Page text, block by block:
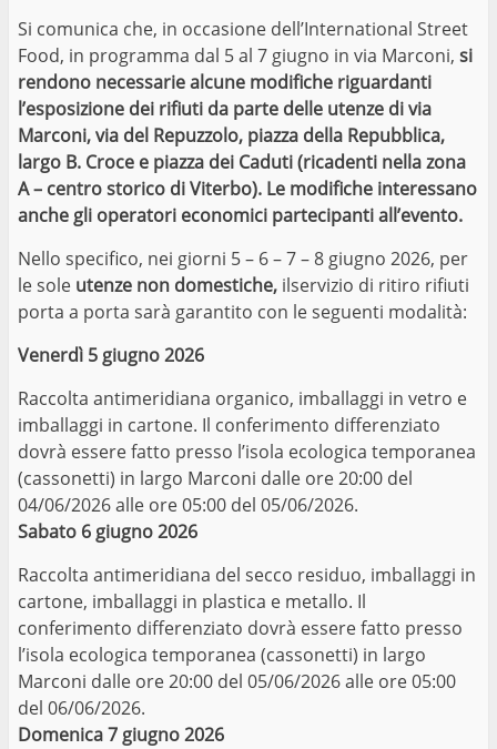
Si comunica che, in occasione dell’International Street
Food, in programma dal 5 al 7 giugno in via Marconi, si
rendono necessarie alcune modifiche riguardanti
l’esposizione dei rifiuti da parte delle utenze di via
Marconi, via del Repuzzolo, piazza della Repubblica,
largo B. Croce e piazza dei Caduti (ricadenti nella zona
A – centro storico di Viterbo). Le modifiche interessano
anche gli operatori economici partecipanti all’evento.
Nello specifico, nei giorni 5 – 6 – 7 – 8 giugno 2026, per
le sole utenze non domestiche, ilservizio di ritiro rifiuti
porta a porta sarà garantito con le seguenti modalità:
Venerdì 5 giugno 2026
Raccolta antimeridiana organico, imballaggi in vetro e
imballaggi in cartone. Il conferimento differenziato
dovrà essere fatto presso l’isola ecologica temporanea
(cassonetti) in largo Marconi dalle ore 20:00 del
04/06/2026 alle ore 05:00 del 05/06/2026.
Sabato 6 giugno 2026
Raccolta antimeridiana del secco residuo, imballaggi in
cartone, imballaggi in plastica e metallo. Il
conferimento differenziato dovrà essere fatto presso
l’isola ecologica temporanea (cassonetti) in largo
Marconi dalle ore 20:00 del 05/06/2026 alle ore 05:00
del 06/06/2026.
Domenica 7 giugno 2026